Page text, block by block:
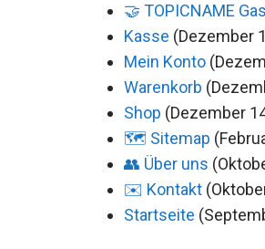
🤝 TOPICNAME
Kasse (Dezember
Mein Konto
Warenkorb
Shop (Dezember
🗺️ Sitemap
👥 Über uns
✉️ Kontakt
Startseite